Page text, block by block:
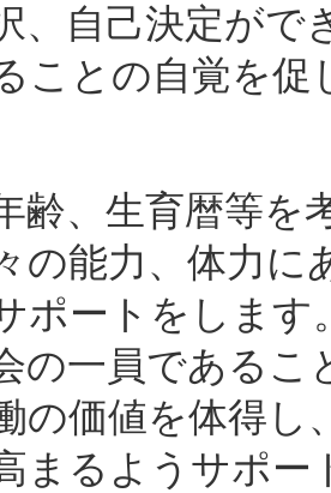
、自己決定がで
ことの自覚を促
齢、生育暦等を
の能力、体力に
ポートをします
の一員であるこ
の価値を体得し
まるようサポー